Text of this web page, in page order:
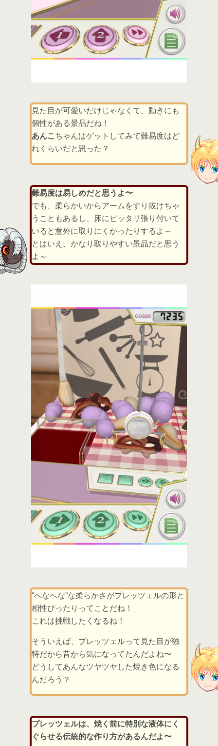
見た目が可愛いだけじゃなくて、動きにも
個性がある景品だね！
あんこ ちゃんはゲットしてみて難易度はど
れくらいだと思った？
難易度は易しめだと思うよ〜
でも、柔らかいからアームをすり抜けちゃ
うこともあるし、床にピッタリ張り付いて
いると意外に取りにくかったりするよ～
とはいえ、かなり取りやすい景品だと思う
よ～
“へなへな”な柔らかさがプレッツェルの形と
相性ぴったりってことだね！
これは挑戦したくなるね！
そういえば、プレッツェルって見た目が独
特だから昔から気になってたんだよね〜
どうしてあんなツヤツヤした焼き色になる
んだろう？
プレッツェルは、焼く前に特別な液体にく
ぐらせる伝統的な作り方があるんだよ〜